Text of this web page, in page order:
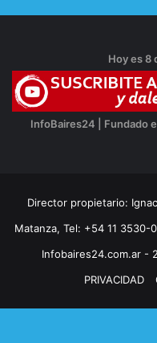
Hoy es 8
InfoBaires24 | Fundado
Director propietario:
Matanza, Tel: +54 11
Infobaires24.com.ar -
PRIVACIDAD